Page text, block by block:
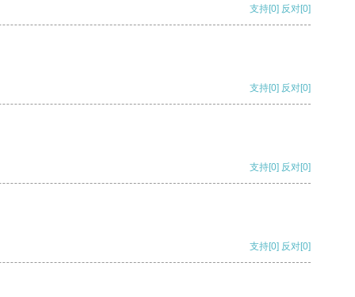
支持[0] 反对[0]
支持[0] 反对[0]
支持[0] 反对[0]
支持[0] 反对[0]